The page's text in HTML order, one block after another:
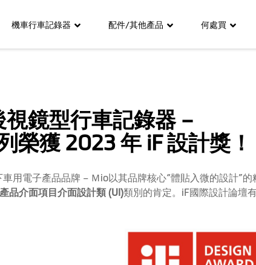
機車行車記錄器 配件/其他產品 何處買
鏡型行車記錄器 –
榮獲 2023 年 iF 設計獎！
用電子產品品牌 – Ｍio以其品牌核心“體貼入微的設計”
產品介面項目介面設計類 (UI)類別的肯定。iF國際設計論壇